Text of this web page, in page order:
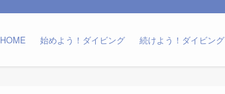
HOME 始めよう！ダイビング 続けよう！ダイビング